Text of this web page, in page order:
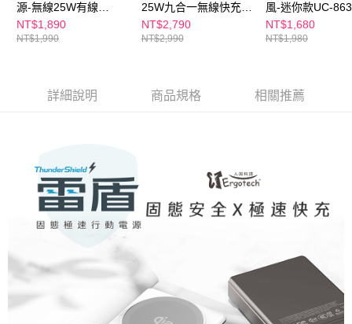
源-無線25W有線
PD45W(黑金/白銀)
NT$1,890
NT$1,990
25W九合一無線快充機
器人WP500
NT$2,790
NT$2,990
風-迷你款UC-
NT$1,680
NT$1,980
詳細說明 商品規格 相關推薦